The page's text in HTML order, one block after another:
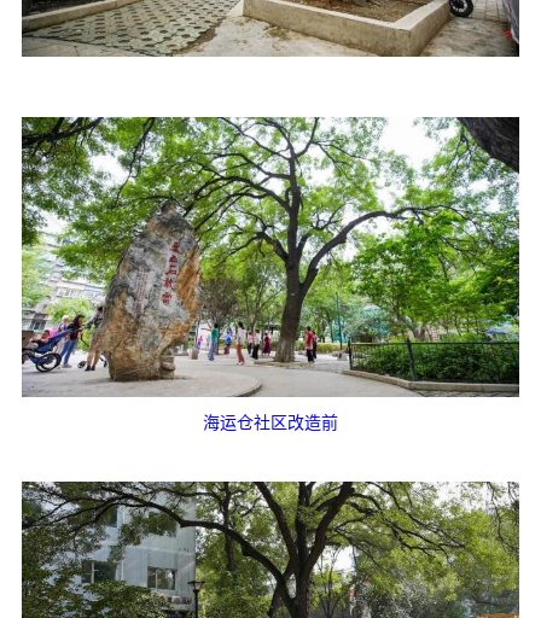
海运仓社区改造前